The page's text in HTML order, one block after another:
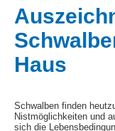
Haus
Schwalben finden
Nistmöglichkeiten und
sich die